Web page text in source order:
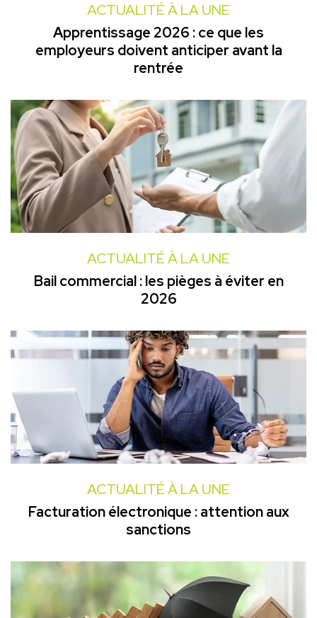
ACTUALITÉ À LA UNE
Apprentissage 2026 : ce que les
employeurs doivent anticiper avant la
rentrée
ACTUALITÉ À LA UNE
Bail commercial : les pièges à éviter en
2026
ACTUALITÉ À LA UNE
Facturation électronique : attention aux
sanctions